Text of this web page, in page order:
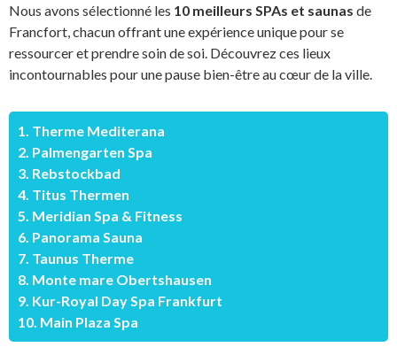
Nous avons sélectionné les 10 meilleurs SPAs et saunas de
Francfort, chacun offrant une expérience unique pour se
ressourcer et prendre soin de soi. Découvrez ces lieux
incontournables pour une pause bien-être au cœur de la ville.
1. Therme Mediterana
2. Palmengarten Spa
3. Rebstockbad
4. Titus Thermen
5. Meridian Spa & Fitness
6. Panorama Sauna
7. Taunus Therme
8. Monte mare Obertshausen
9. Kur-Royal Day Spa Frankfurt
10. Main Plaza Spa